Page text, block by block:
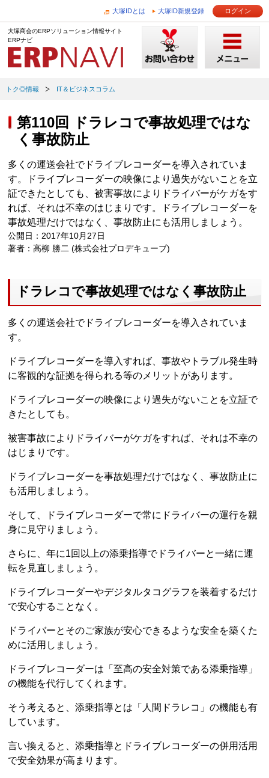
大塚IDとは 大塚ID新規登録 ログイン
大塚商会のERPソリューション情報サイト
ERPナビ
トク◎情報 IT＆ビジネスコラム
第110回 ドラレコで事故処理ではな
く事故防止
多くの運送会社でドライブレコーダーを導入されていま
す。ドライブレコーダーの映像により過失がないことを立
証できたとしても、被害事故によりドライバーがケガをす
れば、それは不幸のはじまりです。ドライブレコーダーを
事故処理だけではなく、事故防止にも活用しましょう。
公開日：2017年10月27日
著者：高柳 勝二 (株式会社プロデキューブ)
ドラレコで事故処理ではなく事故防止
多くの運送会社でドライブレコーダーを導入されていま
す。
ドライブレコーダーを導入すれば、事故やトラブル発生時
に客観的な証拠を得られる等のメリットがあります。
ドライブレコーダーの映像により過失がないことを立証で
きたとしても。
被害事故によりドライバーがケガをすれば、それは不幸の
はじまりです。
ドライブレコーダーを事故処理だけではなく、事故防止に
も活用しましょう。
そして、ドライブレコーダーで常にドライバーの運行を親
身に見守りましょう。
さらに、年に1回以上の添乗指導でドライバーと一緒に運
転を見直しましょう。
ドライブレコーダーやデジタルタコグラフを装着するだけ
で安心することなく。
ドライバーとそのご家族が安心できるような安全を築くた
めに活用しましょう。
ドライブレコーダーは「至高の安全対策である添乗指導」
の機能を代行してくれます。
そう考えると、添乗指導とは「人間ドラレコ」の機能も有
しています。
言い換えると、添乗指導とドライブレコーダーの併用活用
で安全効果が高まります。